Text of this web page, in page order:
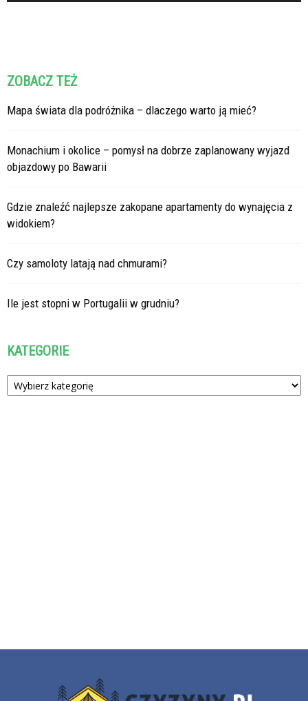
ZOBACZ TEŻ
Mapa świata dla podróżnika – dlaczego warto ją mieć?
Monachium i okolice – pomysł na dobrze zaplanowany wyjazd
objazdowy po Bawarii
Gdzie znaleźć najlepsze zakopane apartamenty do wynajęcia z
widokiem?
Czy samoloty latają nad chmurami?
Ile jest stopni w Portugalii w grudniu?
KATEGORIE
Kategorie